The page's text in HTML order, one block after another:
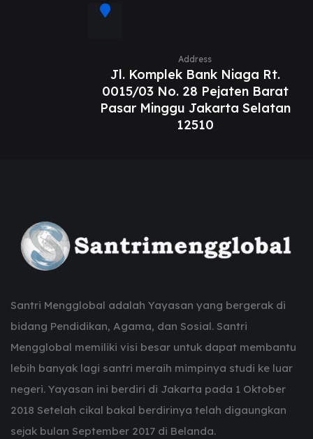
Address
Jl. Komplek Bank Niaga Rt.
0015/03 No. 28 Pejaten Barat
Pasar Minggu Jakarta Selatan
12510
Santri Mengglobal adalah Yayasan yang bergerak di
bidang Pendidikan, Agama, dan Sosial. Santri
Mengglobal memiliki visi besar untuk dapat membantu
lebih banyak lagi santri meraih mimpinya studi ke luar
negeri. Yayasan ini berdiri di Jakarta pada 1 Oktober
2018 Setelah cikal bakal berdirinya telah digaungkan
sejak bulan September 2017 di Belanda.